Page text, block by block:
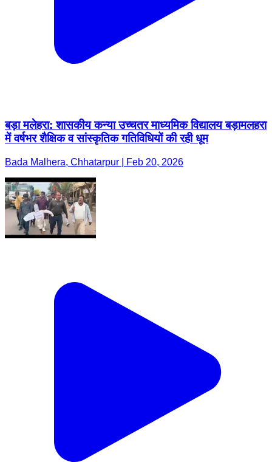
बड़ा मलेहरा: शासकीय कन्या उच्चतर माध्यमिक विद्यालय बड़ामलहरा
में वर्षभर शैक्षिक व सांस्कृतिक गतिविधियों की रही धूम
Bada Malhera, Chhatarpur | Feb 20, 2026